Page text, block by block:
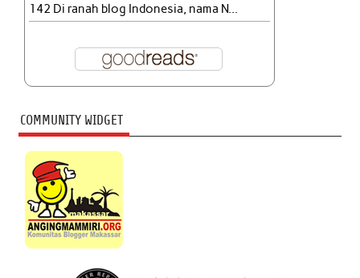
142 Di ranah blog Indonesia, nama N...
COMMUNITY WIDGET